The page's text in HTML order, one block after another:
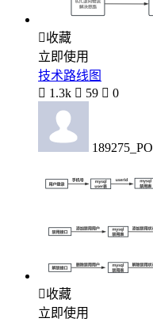
收藏
立即使用
技术路线图
 1.3k  59  0
189275_PO
收藏
立即使用